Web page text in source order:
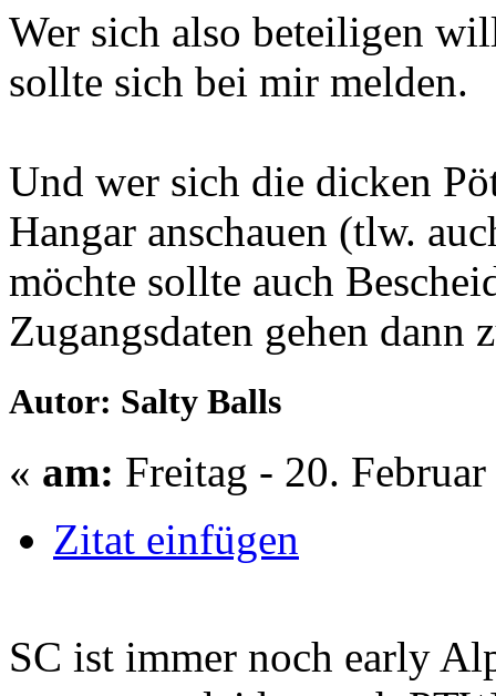
Wer sich also beteiligen
sollte sich bei mir melden.
Und wer sich die dicken
Hangar anschauen (tlw.
möchte sollte auch
Zugangsdaten gehen dann
Autor: Salty Balls
« am: Freitag - 20.
Zitat einfügen
SC ist immer noch early